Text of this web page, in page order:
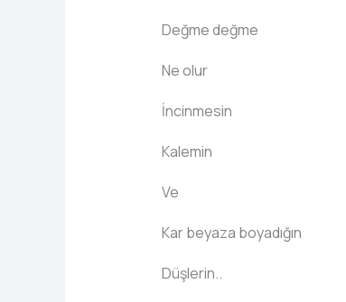
Değme değme
Ne olur
İncinmesin
Kalemin
Ve
Kar beyaza boyadığın
Düşlerin..